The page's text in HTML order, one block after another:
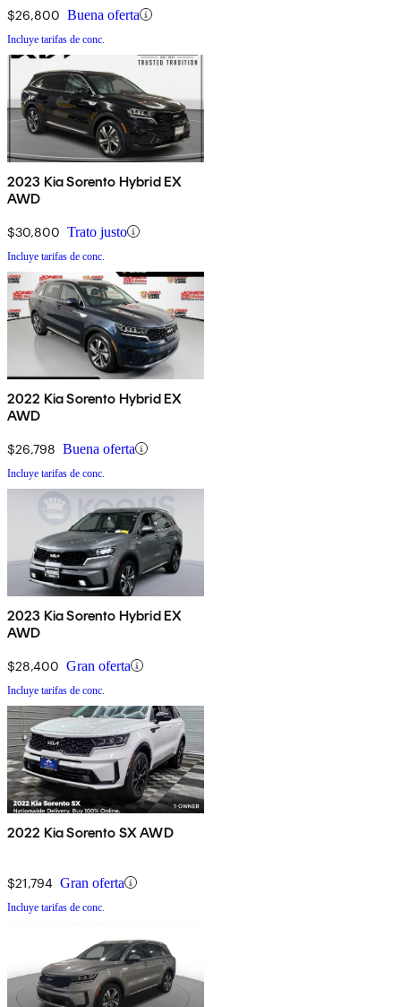
$26,800 Buena oferta
Incluye tarifas de conc.
2023 Kia Sorento Hybrid EX
AWD
$30,800 Trato justo
Incluye tarifas de conc.
2022 Kia Sorento Hybrid EX
AWD
$26,798 Buena oferta
Incluye tarifas de conc.
2023 Kia Sorento Hybrid EX
AWD
$28,400 Gran oferta
Incluye tarifas de conc.
2022 Kia Sorento SX AWD
$21,794 Gran oferta
Incluye tarifas de conc.